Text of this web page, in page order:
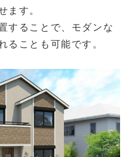
ます。
することで、モダンな
ることも可能です。